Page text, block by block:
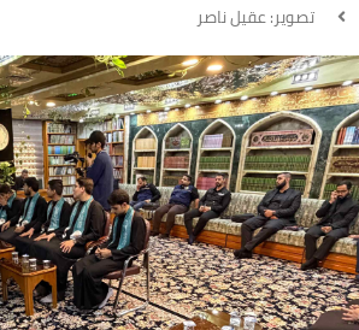
تصوير: عقيل ناصر